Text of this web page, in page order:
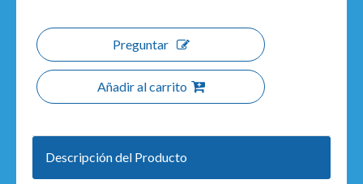
Preguntar
Añadir al carrito
Descripción del Producto